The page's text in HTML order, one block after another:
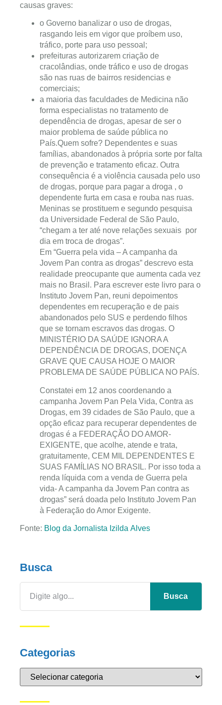
causas graves:
o Governo banalizar o uso de drogas,
rasgando leis em vigor que proíbem uso,
tráfico, porte para uso pessoal;
prefeituras autorizarem criação de
cracolândias, onde tráfico e uso de drogas
são nas ruas de bairros residencias e
comerciais;
a maioria das faculdades de Medicina não
forma especialistas no tratamento de
dependência de drogas, apesar de ser o
maior problema de saúde pública no
País.Quem sofre? Dependentes e suas
famílias, abandonados à própria sorte por falta
de prevenção e tratamento eficaz. Outra
consequência é a violência causada pelo uso
de drogas, porque para pagar a droga , o
dependente furta em casa e rouba nas ruas.
Meninas se prostituem e segundo pesquisa
da Universidade Federal de São Paulo,
“chegam a ter até nove relações sexuais por
dia em troca de drogas”.
Em “Guerra pela vida – A campanha da
Jovem Pan contra as drogas” descrevo esta
realidade preocupante que aumenta cada vez
mais no Brasil. Para escrever este livro para o
Instituto Jovem Pan, reuni depoimentos
dependentes em recuperação e de pais
abandonados pelo SUS e perdendo filhos
que se tornam escravos das drogas. O
MINISTÉRIO DA SAÚDE IGNORA A
DEPENDÊNCIA DE DROGAS, DOENÇA
GRAVE QUE CAUSA HOJE O MAIOR
PROBLEMA DE SAÚDE PÚBLICA NO PAÍS.
Constatei em 12 anos coordenando a
campanha Jovem Pan Pela Vida, Contra as
Drogas, em 39 cidades de São Paulo, que a
opção eficaz para recuperar dependentes de
drogas é a FEDERAÇÃO DO AMOR-
EXIGENTE, que acolhe, atende e trata,
gratuitamente, CEM MIL DEPENDENTES E
SUAS FAMÍLIAS NO BRASIL. Por isso toda a
renda líquida com a venda de Guerra pela
vida- A campanha da Jovem Pan contra as
drogas” será doada pelo Instituto Jovem Pan
à Federação do Amor Exigente.
Fonte: Blog da Jornalista Izilda Alves
Busca
Busca
Categorias